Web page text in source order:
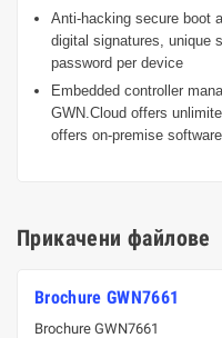
Anti-hacking secure boot
digital signatures, unique
password per device
Embedded controller
GWN.Cloud offers
offers on-premise
Прикачени файлове
Brochure GWN7661
Brochure GWN7661